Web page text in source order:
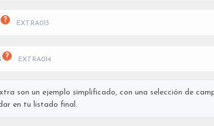
? EXTRA013
? EXTRA014
son un ejemplo simplificado, con una selección de
en tu listado final.